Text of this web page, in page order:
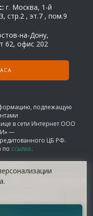
г. Москва, 1-й
стр.2 , эт.7 , пом.9
на-Дону,
62, офис 202
подлежащую
в сети Интернет ООО
—
ЦБ РФ.
по ссылке.
ПЕРСОНАЛЬНЫХ ДАННЫХ